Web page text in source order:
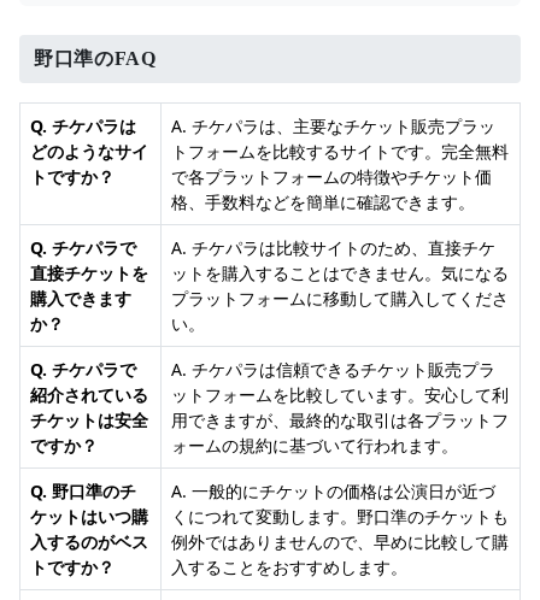
野口準のFAQ
Q. チケパラは
どのようなサイ
トですか？
A. チケパラは、主要なチケット販売プラッ
トフォームを比較するサイトです。完全無料
で各プラットフォームの特徴やチケット価
格、手数料などを簡単に確認できます。
Q. チケパラで
直接チケットを
購入できます
か？
A. チケパラは比較サイトのため、直接チケ
ットを購入することはできません。気になる
プラットフォームに移動して購入してくださ
い。
Q. チケパラで
紹介されている
チケットは安全
ですか？
A. チケパラは信頼できるチケット販売プラ
ットフォームを比較しています。安心して利
用できますが、最終的な取引は各プラットフ
ォームの規約に基づいて行われます。
Q. 野口準のチ
ケットはいつ購
入するのがベス
トですか？
A. 一般的にチケットの価格は公演日が近づ
くにつれて変動します。野口準のチケットも
例外ではありませんので、早めに比較して購
入することをおすすめします。